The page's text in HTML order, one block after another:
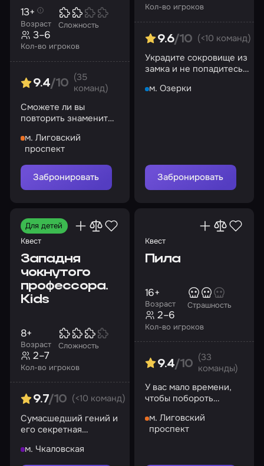
Возраст
13+
Сложность
Кол-во игроков
3–6
9.4/10
(35
команд)
Сможете ли вы
повторить знаменитый
особо опасных
преступников?
м. Лиговский
проспект
Забронировать
Кол-во игроков
9.6/10 (<10 команд)
Украдите сокровище из
замка и не попадитесь
м. Озерки
Забронировать
Для детей
Квест
Западня
чокнутого
профессора.
Kids
Возраст
8+
Сложность
Кол-во игроков
2–7
9.7/10 (<10 команд)
Сумасшедший гений и
его секретная
ли вы перехитрить его?
м. Чкаловская
Квест
Пила
Возраст
16+
Страшность
Кол-во игроков
2–6
9.4/10
(33
команды)
У вас мало времени,
чтобы побороть
м. Лиговский
проспект